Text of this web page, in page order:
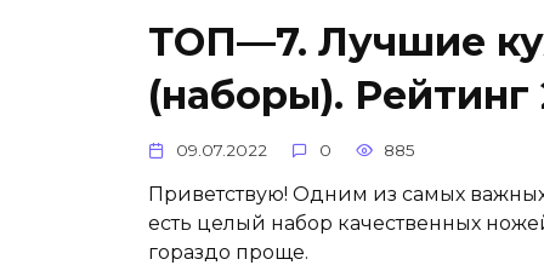
ТОП—7. Лучшие
(наборы). Рейтинг
09.07.2022 0 885
Приветствую! Одним из самых
есть целый набор качественных
гораздо проще.